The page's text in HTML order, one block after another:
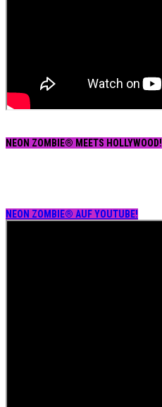
NEON ZOMBIE® MEETS HOLLYWOOD!
NEON ZOMBIE® AUF YOUTUBE!